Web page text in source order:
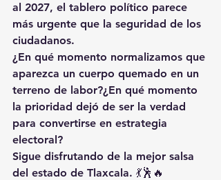
al 2027, el tablero político parece
más urgente que la seguridad de los
ciudadanos.
¿En qué momento normalizamos que
aparezca un cuerpo quemado en un
terreno de labor?¿En qué momento
la prioridad dejó de ser la verdad
para convertirse en estrategia
electoral?
Sigue disfrutando de la mejor salsa
del estado de Tlaxcala. 💃🕺🔥